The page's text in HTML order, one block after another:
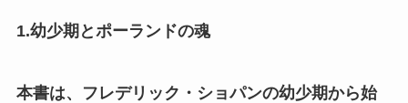
1.幼少期とポーランドの魂
本書は、フレデリック・ショパンの幼少期から始